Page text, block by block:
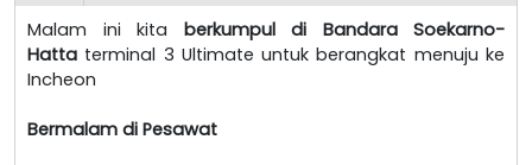
Malam ini kita berkumpul di Bandara Soekarno-
Hatta terminal 3 Ultimate untuk berangkat menuju ke
Incheon
Bermalam di Pesawat